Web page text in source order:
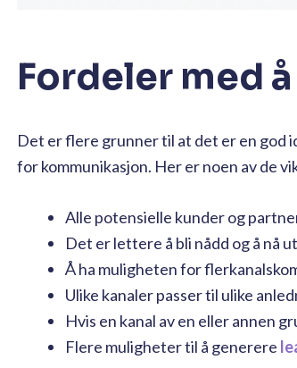
Fordeler med
Det er flere grunner til at det er en god
for kommunikasjon. Her er noen av de
Alle potensielle kunder og
Det er lettere å bli nådd og å nå
Å ha muligheten for
Ulike kanaler passer til ulike
Hvis en kanal av en eller annen
Flere muligheter til å generere